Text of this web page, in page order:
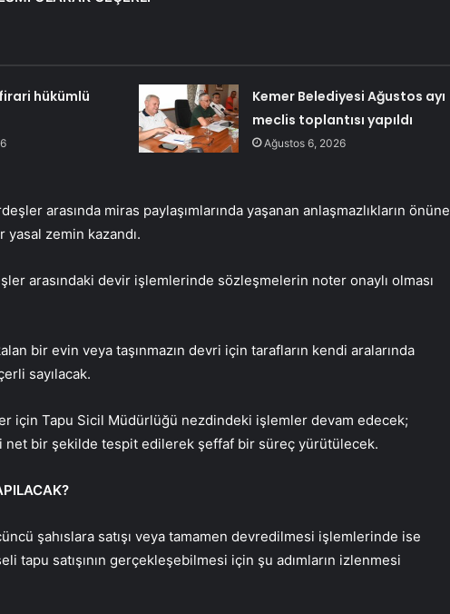
hükümlü
Kemer Belediyesi Ağustos ayı
meclis toplantısı yapıldı
Ağustos 6, 2026
arasında miras paylaşımlarında yaşanan anlaşmazlıkların önüne
yasal zemin kazandı.
arasındaki devir işlemlerinde sözleşmelerin noter onaylı olması
bir evin veya taşınmazın devri için tarafların kendi aralarında
sayılacak.
için Tapu Sicil Müdürlüğü nezdindeki işlemler devam edecek;
net bir şekilde tespit edilerek şeffaf bir süreç yürütülecek.
şahıslara satışı veya tamamen devredilmesi işlemlerinde ise
tapu satışının gerçekleşebilmesi için şu adımların izlenmesi